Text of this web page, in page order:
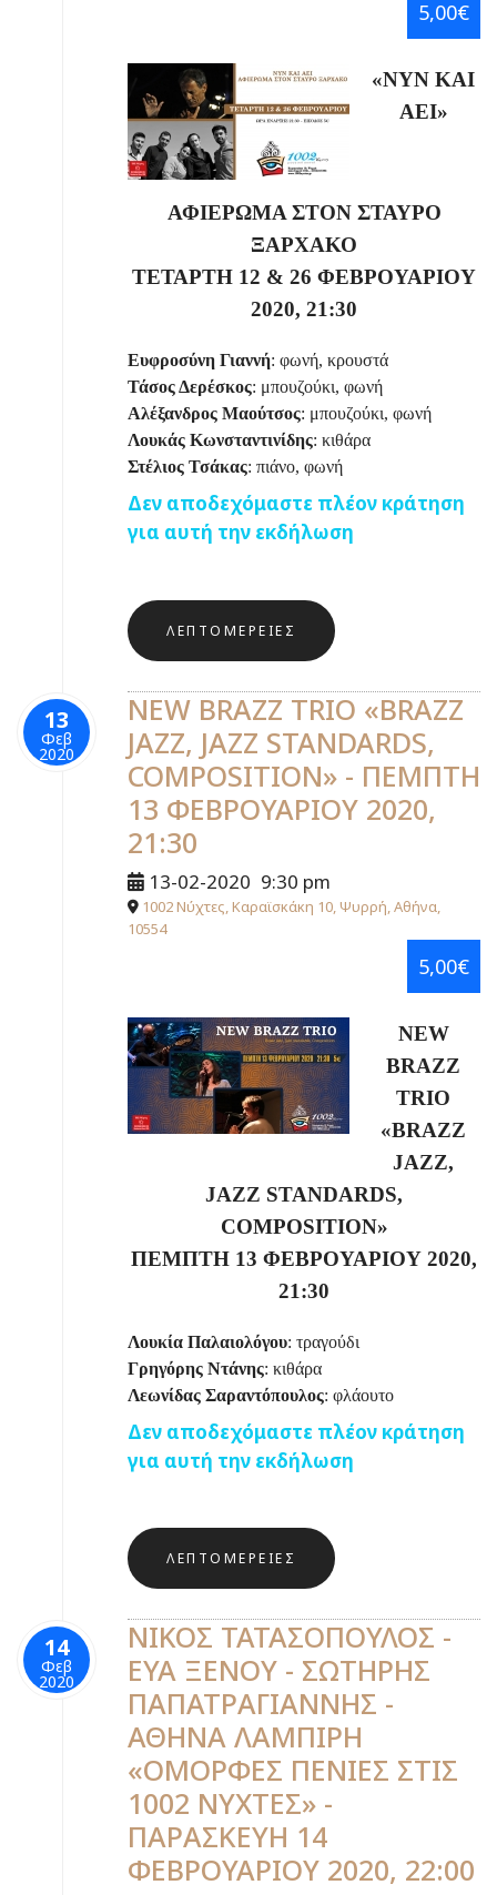
5,00€
«ΝΥΝ ΚΑΙ
ΑΕΙ»
ΑΦΙΕΡΩΜΑ ΣΤΟΝ ΣΤΑΥΡΟ
ΞΑΡΧΑΚΟ
ΤΕΤΑΡΤΗ 12 & 26 ΦΕΒΡΟΥΑΡΙΟΥ
2020, 21:30
Ευφροσύνη Γιαννή: φωνή, κρουστά
Τάσος Δερέσκος: μπουζούκι, φωνή
Αλέξανδρος Μαούτσος: μπουζούκι, φωνή
Λουκάς Κωνσταντινίδης: κιθάρα
Στέλιος Τσάκας: πιάνο, φωνή
Δεν αποδεχόμαστε πλέον κράτηση
για αυτή την εκδήλωση
ΛΕΠΤΟΜΈΡΕΙΕΣ
13
Φεβ
2020
NEW BRAZZ TRIO «BRAZZ
JAZZ, JAZZ STANDARDS,
COMPOSITION» - ΠΕΜΠΤΗ
13 ΦΕΒΡΟΥΑΡΙΟΥ 2020,
21:30
13-02-2020 9:30 pm
1002 Νύχτες, Καραϊσκάκη 10, Ψυρρή, Αθήνα,
10554
5,00€
NEW
BRAZZ
TRIO
«BRAZZ
JAZZ,
JAZZ STANDARDS,
COMPOSITION»
ΠΕΜΠΤΗ 13 ΦΕΒΡΟΥΑΡΙΟΥ 2020,
21:30
Λουκία Παλαιολόγου: τραγούδι
Γρηγόρης Ντάνης: κιθάρα
Λεωνίδας Σαραντόπουλος: φλάουτο
Δεν αποδεχόμαστε πλέον κράτηση
για αυτή την εκδήλωση
ΛΕΠΤΟΜΈΡΕΙΕΣ
14
Φεβ
2020
ΝΙΚΟΣ ΤΑΤΑΣΟΠΟΥΛΟΣ -
ΕΥΑ ΞΕΝΟΥ - ΣΩΤΗΡΗΣ
ΠΑΠΑΤΡΑΓΙΑΝΝΗΣ -
ΑΘΗΝΑ ΛΑΜΠΙΡΗ
«ΟΜΟΡΦΕΣ ΠΕΝΙΕΣ ΣΤΙΣ
1002 ΝΥΧΤΕΣ» -
ΠΑΡΑΣΚΕΥΗ 14
ΦΕΒΡΟΥΑΡΙΟΥ 2020, 22:00